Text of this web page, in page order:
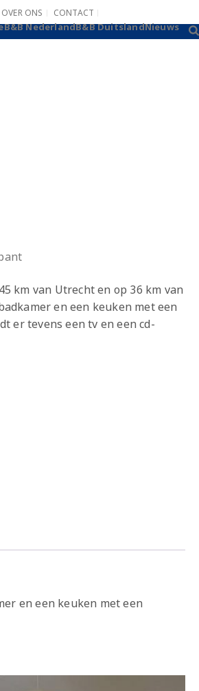
OVER ONS CONTACT
B&B NederlandB&B DuitslandNieuws
km van Utrecht en op 36 km van
en een keuken met een
er tevens een tv en een cd-
en een keuken met een